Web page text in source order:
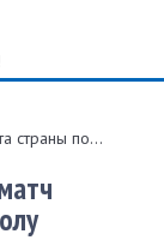
страны по...